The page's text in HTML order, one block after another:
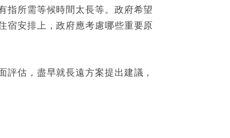
指所需等候時間太長等。政府希望
宿安排上，政府應考慮哪些重要原
估，盡早就長遠方案提出建議，